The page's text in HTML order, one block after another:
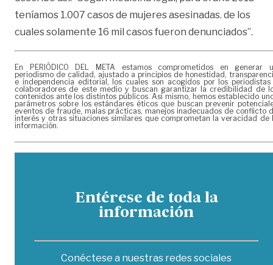
teníamos 1.007 casos de mujeres asesinadas. de los
cuales solamente 16 mil casos fueron denunciados”.
En PERIÓDICO DEL META estamos comprometidos en generar
periodismo de calidad, ajustado a principios de honestidad,
e independencia editorial, los cuales son acogidos por los periodistas
colaboradores de este medio y buscan garantizar la credibilidad de
contenidos ante los distintos públicos. Así mismo, hemos establecido
parámetros sobre los estándares éticos que buscan prevenir
eventos de fraude, malas prácticas, manejos inadecuados de conflicto
interés y otras situaciones similares que comprometan la veracidad de
información.
Entérese de toda la
información
Conéctese a nuestras redes sociales